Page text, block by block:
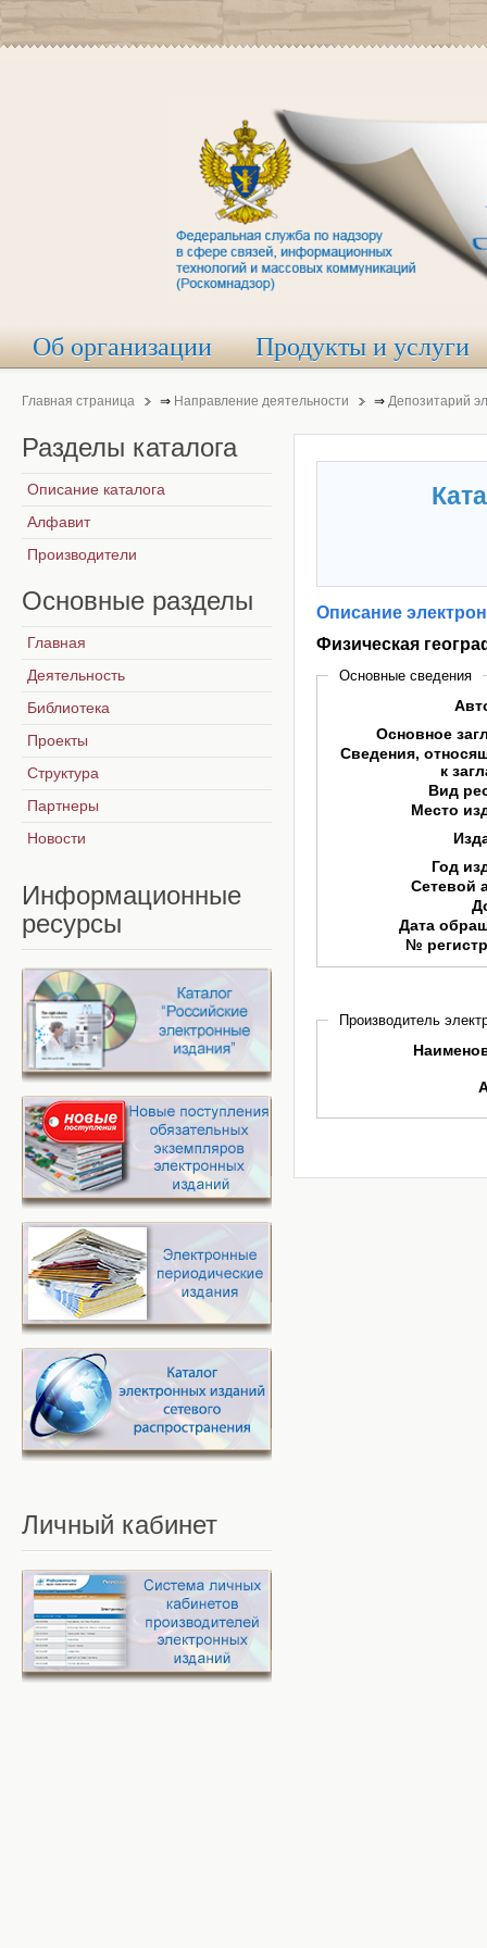
Об организации Продукты и услуги
Главная страница ⇒ Направление деятельности ⇒ Депозитарий
Описание
Физическая
Основные сведения
Основное
Сведения,
к
Вид
Место
Год
Сетевой
Дата
№
Производитель
Разделы каталога
Описание каталога
Алфавит
Производители
Основные разделы
Главная
Деятельность
Библиотека
Проекты
Структура
Партнеры
Новости
Информационные
ресурсы
Личный кабинет